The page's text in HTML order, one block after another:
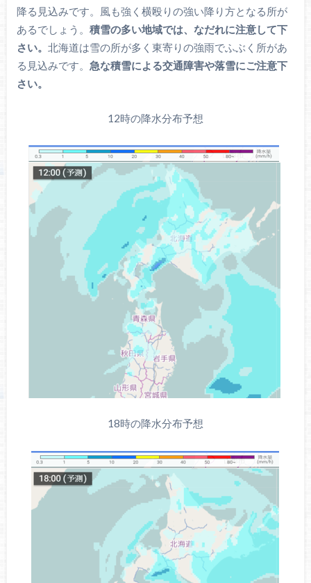
降る見込みです。風も強く横殴りの強い降り方となる所が
あるでしょう。 積雪の多い地域では、なだれに注意して下
さい。 北海道は雪の所が多く東寄りの強雨でふぶく所があ
る見込みです。 急な積雪による交通障害や落雪にご注意下
さい。
12時の降水分布予想
18時の降水分布予想